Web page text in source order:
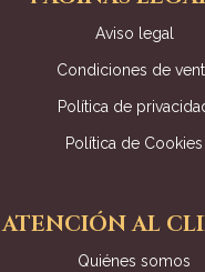
Aviso legal
Condiciones de
Política de
Política de Cookies
ATENCIÓN AL
Quiénes somos